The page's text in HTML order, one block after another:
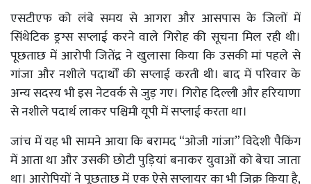
एसटीएफ को लंबे समय से आगरा और आसपास के जिलों में
सिंथेटिक ड्रग्स सप्लाई करने वाले गिरोह की सूचना मिल रही थी।
पूछताछ में आरोपी जितेंद्र ने खुलासा किया कि उसकी मां पहले से
गांजा और नशीले पदार्थों की सप्लाई करती थी। बाद में परिवार के
अन्य सदस्य भी इस नेटवर्क से जुड़ गए। गिरोह दिल्ली और हरियाणा
से नशीले पदार्थ लाकर पश्चिमी यूपी में सप्लाई करता था।
जांच में यह भी सामने आया कि बरामद “ओजी गांजा” विदेशी पैकिंग
में आता था और उसकी छोटी पुड़ियां बनाकर युवाओं को बेचा जाता
था। आरोपियों ने पूछताछ में एक ऐसे सप्लायर का भी जिक्र किया है,